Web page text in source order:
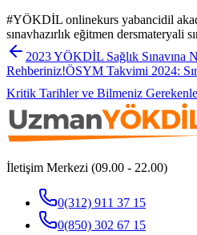
#YÖKDİL onlinekurs yabancidil
sınavhazırlık eğitmen dersmateryali
2023 YÖKDİL Sağlık Sınavına
Rehberiniz!ÖSYM Takvimi 2024:
Kritik Tarihler ve Bilmeniz
İletişim Merkezi (09.00 - 22.00)
0(312) 911 37 15
0(850) 302 67 15